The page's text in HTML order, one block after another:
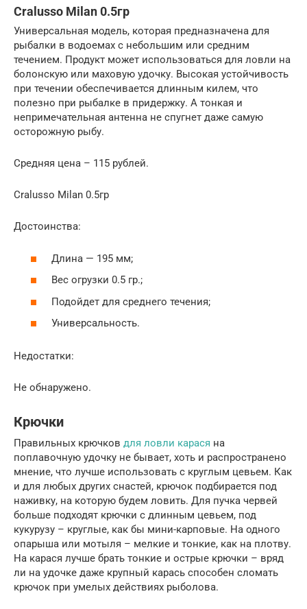
Cralusso Milan 0.5гр
Универсальная модель, которая предназначена для
рыбалки в водоемах с небольшим или средним
течением. Продукт может использоваться для ловли на
болонскую или маховую удочку. Высокая устойчивость
при течении обеспечивается длинным килем, что
полезно при рыбалке в придержку. А тонкая и
непримечательная антенна не спугнет даже самую
осторожную рыбу.
Средняя цена – 115 рублей.
Cralusso Milan 0.5гр
Достоинства:
Длина — 195 мм;
Вес огрузки 0.5 гр.;
Подойдет для среднего течения;
Универсальность.
Недостатки:
Не обнаружено.
Крючки
Правильных крючков для ловли карася на
поплавочную удочку не бывает, хоть и распространено
мнение, что лучше использовать с круглым цевьем. Как
и для любых других снастей, крючок подбирается под
наживку, на которую будем ловить. Для пучка червей
больше подходят крючки с длинным цевьем, под
кукурузу – круглые, как бы мини-карповые. На одного
опарыша или мотыля – мелкие и тонкие, как на плотву.
На карася лучше брать тонкие и острые крючки – вряд
ли на удочке даже крупный карась способен сломать
крючок при умелых действиях рыболова.